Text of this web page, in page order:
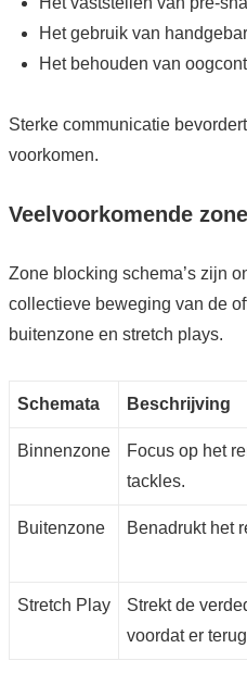
Het gebruik van
Het behouden van
Sterke communicatie
voorkomen.
Veelvoorkomende
Zone blocking schema’s zijn
collectieve beweging van de
buitenzone en stretch plays.
Schemata Beschrijving
Binnenzone
Focus op het
tackles.
Buitenzone Benadrukt het
Stretch Play
Strekt de
voordat er